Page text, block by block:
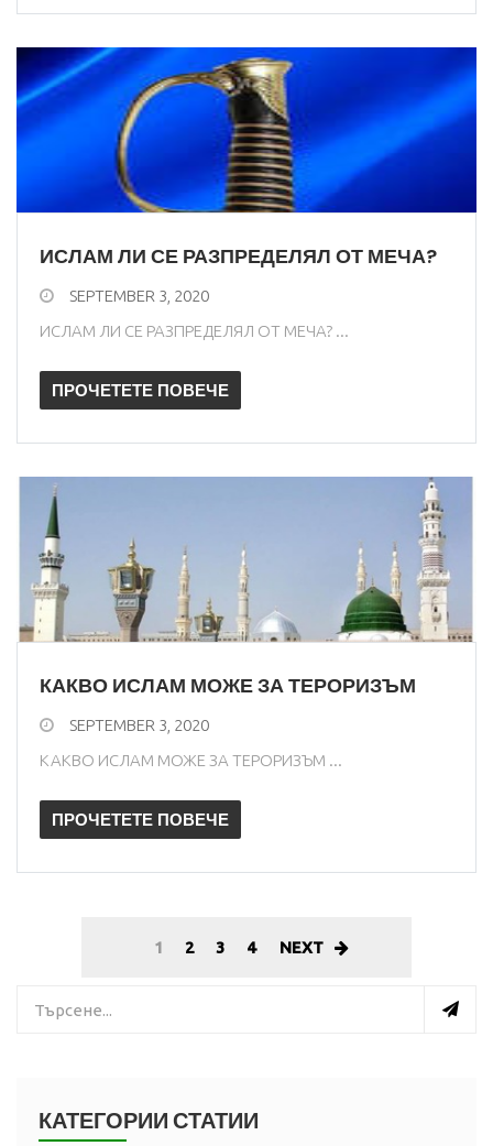
ИСЛАМ ЛИ СЕ РАЗПРЕДЕЛЯЛ ОТ МЕЧА?
SEPTEMBER 3, 2020
ИСЛАМ ЛИ СЕ РАЗПРЕДЕЛЯЛ ОТ МЕЧА? ...
ПРОЧЕТЕТЕ ПОВЕЧЕ
КАКВО ИСЛАМ МОЖЕ ЗА ТЕРОРИЗЪМ
SEPTEMBER 3, 2020
КАКВО ИСЛАМ МОЖЕ ЗА ТЕРОРИЗЪМ ...
ПРОЧЕТЕТЕ ПОВЕЧЕ
1 2 3 4 NEXT
КАТЕГОРИИ СТАТИИ